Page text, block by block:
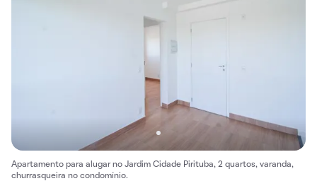
Apartamento para alugar no Jardim Cidade Pirituba, 2 quartos, varanda,
churrasqueira no condomínio.